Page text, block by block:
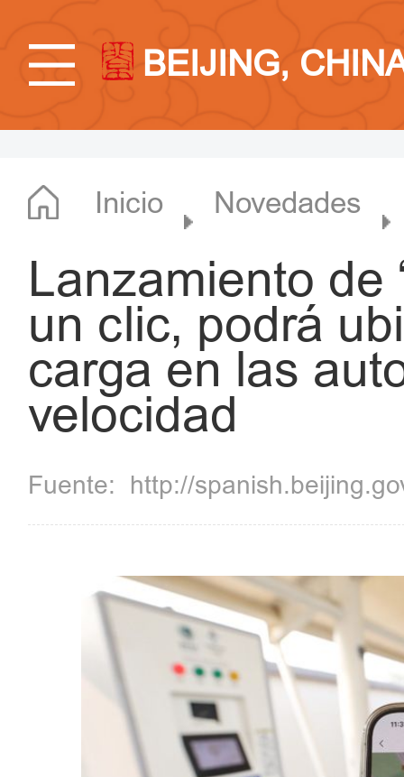
BEIJING,
Inicio Novedades
Lanzamiento de
un clic, podrá
carga en las
velocidad
Fuente: http://